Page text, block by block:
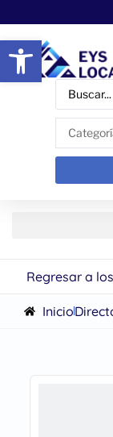
Abrir barra de
Regresar a
Inicio